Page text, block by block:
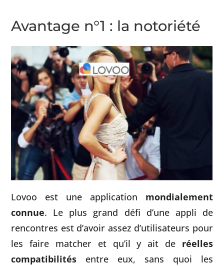
Avantage n°1 : la notoriété
Lovoo est une application mondialement
connue. Le plus grand défi d’une appli de
rencontres est d’avoir assez d’utilisateurs pour
les faire matcher et qu’il y ait de réelles
compatibilités entre eux, sans quoi les